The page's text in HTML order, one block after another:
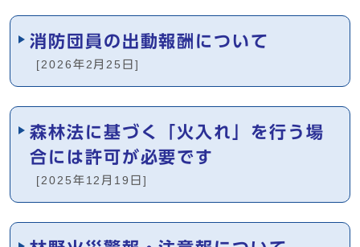
消防団員の出動報酬について
[2026年2月25日]
森林法に基づく「火入れ」を行う場
合には許可が必要です
[2025年12月19日]